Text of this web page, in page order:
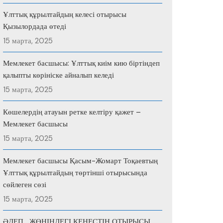
Ұлттық құрылтайдың келесі отырысы
Қызылордада өтеді
15 марта, 2025
Мемлекет басшысы: Ұлттық киім кию біртіндеп
қалыпты көрініске айналып келеді
15 марта, 2025
Көшелердің атауын ретке келтіру қажет –
Мемлекет басшысы
15 марта, 2025
Мемлекет басшысы Қасым-Жомарт Тоқаевтың
Ұлттық құрылтайдың төртінші отырысында
сөйлеген сөзі
15 марта, 2025